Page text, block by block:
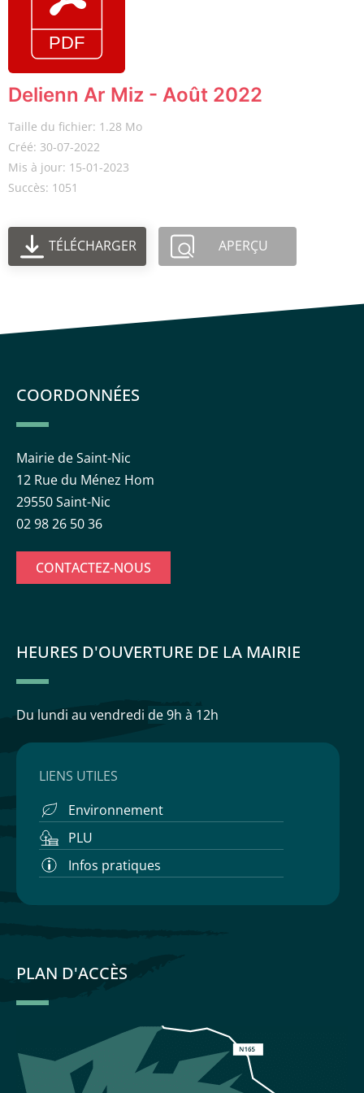
Delienn Ar Miz - Août 2022
Taille du fichier: 1.28 Mo
Créé: 30-07-2022
Mis à jour: 15-01-2023
Succès: 1051
TÉLÉCHARGER APERÇU
COORDONNÉES
Mairie de Saint-Nic
12 Rue du Ménez Hom
29550 Saint-Nic
02 98 26 50 36
CONTACTEZ-NOUS
HEURES D'OUVERTURE DE LA MAIRIE
Du lundi au vendredi de 9h à 12h
LIENS UTILES
Environnement
PLU
Infos pratiques
PLAN D'ACCÈS